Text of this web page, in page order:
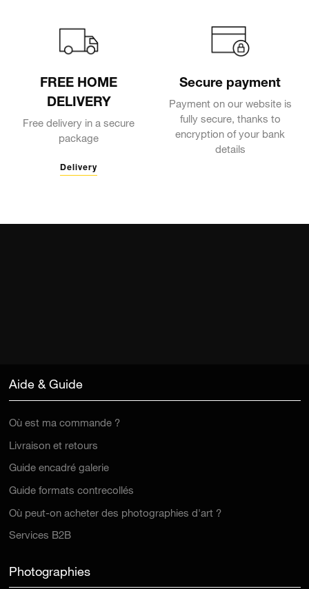
FREE HOME
DELIVERY
Free delivery in a secure
package
Delivery
Secure payment
Payment on our website is
fully secure, thanks to
encryption of your bank
details
Aide & Guide
Où est ma commande ?
Livraison et retours
Guide encadré galerie
Guide formats contrecollés
Où peut-on acheter des photographies d'art ?
Services B2B
Photographies